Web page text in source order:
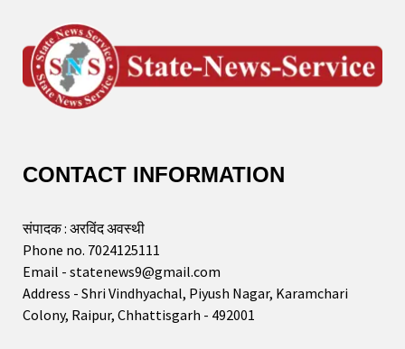
CONTACT INFORMATION
संपादक : अरविंद अवस्थी
Phone no. 7024125111
Email - statenews9@gmail.com
Address - Shri Vindhyachal, Piyush Nagar, Karamchari
Colony, Raipur, Chhattisgarh - 492001